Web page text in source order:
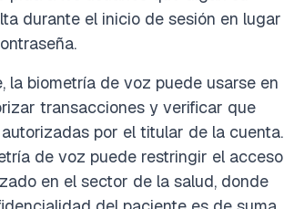
durante el inicio de sesión en lugar
la biometría de voz puede usarse en
transacciones y verificar que
por el titular de la cuenta.
de voz puede restringir el acceso
en el sector de la salud, donde